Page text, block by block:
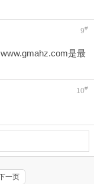
9#
是最
10#
一页